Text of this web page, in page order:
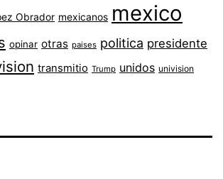
Obrador mexicanos mexico
opinar otras paises politica presidente
transmitio Trump unidos univision